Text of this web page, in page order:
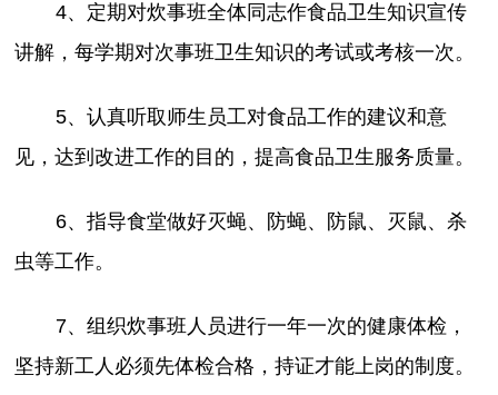
4、定期对炊事班全体同志作食品卫生知识宣传
讲解，每学期对次事班卫生知识的考试或考核一次。
5、认真听取师生员工对食品工作的建议和意
见，达到改进工作的目的，提高食品卫生服务质量。
6、指导食堂做好灭蝇、防蝇、防鼠、灭鼠、杀
虫等工作。
7、组织炊事班人员进行一年一次的健康体检，
坚持新工人必须先体检合格，持证才能上岗的制度。